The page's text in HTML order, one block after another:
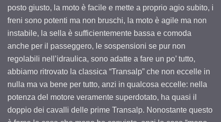
posto giusto, la moto è facile e mette a proprio agio subito, i
freni sono potenti ma non bruschi, la moto è agile ma non
instabile, la sella è sufficientemente bassa e comoda
anche per il passeggero, le sospensioni se pur non
regolabili nell’idraulica, sono adatte a fare un po’ tutto,
abbiamo ritrovato la classica “Transalp” che non eccelle in
nulla ma va bene per tutto, anzi in qualcosa eccelle: nella
potenza del motore veramente superdotato, ha quasi il
doppio dei cavalli delle prime Transalp. Nonostante questo